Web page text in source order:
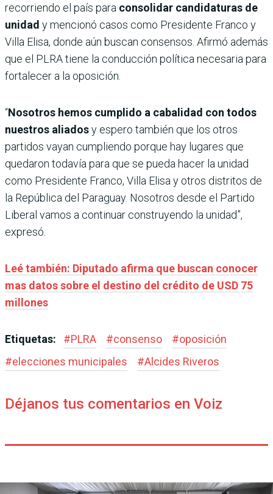
recorriendo el país para consolidar candidaturas de
unidad y mencionó casos como Presidente Franco y
Villa Elisa, donde aún buscan consensos. Afirmó además
que el PLRA tiene la conducción política necesaria para
fortalecer a la oposición.
“Nosotros hemos cumplido a cabalidad con todos
nuestros aliadosy espero también que los otros
partidos vayan cumpliendo porque hay lugares que
quedaron todavía para que se pueda hacer la unidad
como Presidente Franco, Villa Elisa y otros distritos de
la República del Paraguay. Nosotros desde el Partido
Liberal vamos a continuar construyendo la unidad”,
expresó.
Leé también: Diputado afirma que buscan conocer
mas datos sobre el destino del crédito de USD 75
millones
Etiquetas: #PLRA #consenso #oposición
#elecciones municipales #Alcides Riveros
Déjanos tus comentarios en Voiz